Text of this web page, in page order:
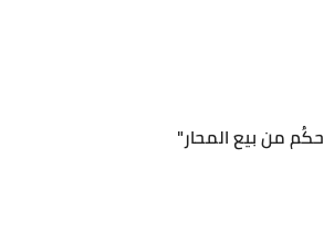
من بيع المحار"